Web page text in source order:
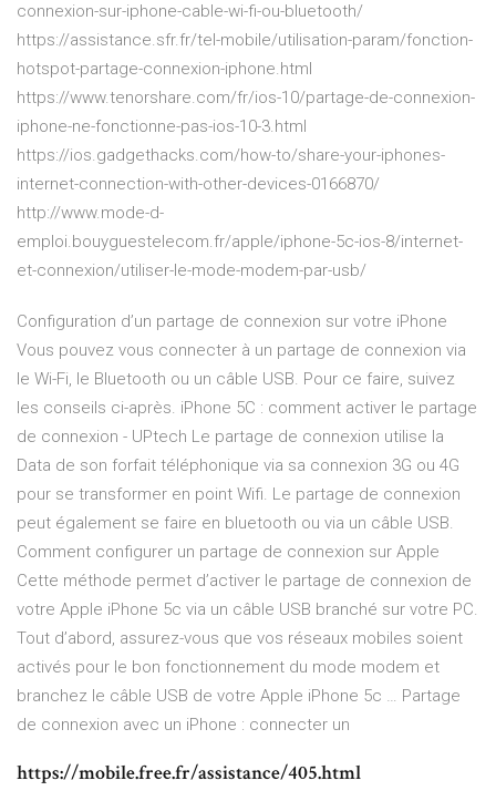
connexion-sur-iphone-cable-wi-fi-ou-bluetooth/
https://assistance.sfr.fr/tel-mobile/utilisation-param/fonction-
hotspot-partage-connexion-iphone.html
https://www.tenorshare.com/fr/ios-10/partage-de-connexion-
iphone-ne-fonctionne-pas-ios-10-3.html
https://ios.gadgethacks.com/how-to/share-your-iphones-
internet-connection-with-other-devices-0166870/
http://www.mode-d-
emploi.bouyguestelecom.fr/apple/iphone-5c-ios-8/internet-
et-connexion/utiliser-le-mode-modem-par-usb/
Configuration d’un partage de connexion sur votre iPhone
Vous pouvez vous connecter à un partage de connexion via
le Wi-Fi, le Bluetooth ou un câble USB. Pour ce faire, suivez
les conseils ci-après. iPhone 5C : comment activer le partage
de connexion - UPtech Le partage de connexion utilise la
Data de son forfait téléphonique via sa connexion 3G ou 4G
pour se transformer en point Wifi. Le partage de connexion
peut également se faire en bluetooth ou via un câble USB.
Comment configurer un partage de connexion sur Apple
Cette méthode permet d’activer le partage de connexion de
votre Apple iPhone 5c via un câble USB branché sur votre PC.
Tout d’abord, assurez-vous que vos réseaux mobiles soient
activés pour le bon fonctionnement du mode modem et
branchez le câble USB de votre Apple iPhone 5c … Partage
de connexion avec un iPhone : connecter un
https://mobile.free.fr/assistance/405.html